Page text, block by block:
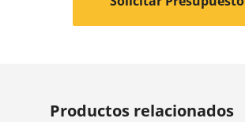
Productos relacionados